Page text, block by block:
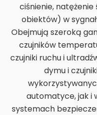
ciśnienie, natężenie
obiektów) w
Obejmują szeroką
czujników
czujniki ruchu i
dymu i
automatyce, jak i
systemach